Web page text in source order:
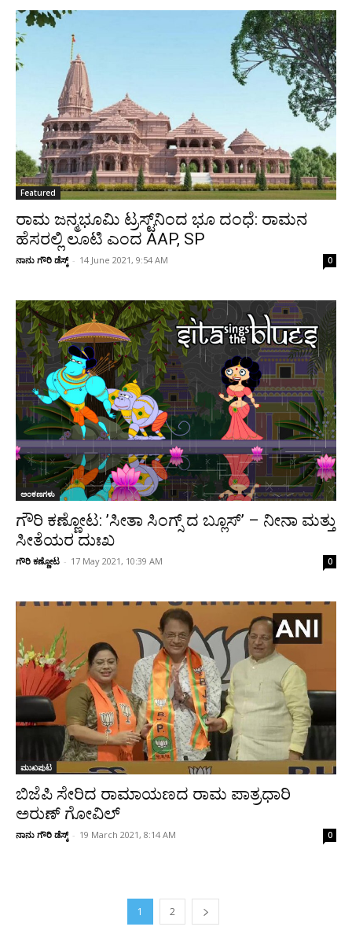
Featured
ರಾಮ ಜನ್ಮಭೂಮಿ ಟ್ರಸ್ಟ್‌‌ನಿಂದ ಭೂ ದಂಧೆ: ರಾಮನ
ಹೆಸರಲ್ಲಿ ಲೂಟಿ ಎಂದ AAP, SP
ನಾನು ಗೌರಿ ಡೆಸ್ಕ್ - 14 June 2021, 9:54 AM 0
ಅಂಕಣಗಳು
ಗೌರಿ ಕಣ್ಣೋಟ: ’ಸೀತಾ ಸಿಂಗ್ಸ್ ದ ಬ್ಲೂಸ್’ – ನೀನಾ ಮತ್ತು
ಸೀತೆಯರ ದುಃಖ
ಗೌರಿ ಕಣ್ಣೋಟ - 17 May 2021, 10:39 AM 0
ಮುಖಪುಟ
ಬಿಜೆಪಿ ಸೇರಿದ ರಾಮಾಯಣದ ರಾಮ ಪಾತ್ರಧಾರಿ
ಅರುಣ್ ಗೋವಿಲ್
ನಾನು ಗೌರಿ ಡೆಸ್ಕ್ - 19 March 2021, 8:14 AM 0
1 2